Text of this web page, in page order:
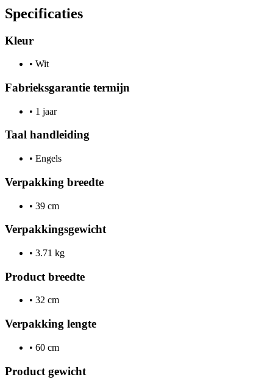
Specificaties
Kleur
• Wit
Fabrieksgarantie termijn
• 1 jaar
Taal handleiding
• Engels
Verpakking breedte
• 39 cm
Verpakkingsgewicht
• 3.71 kg
Product breedte
• 32 cm
Verpakking lengte
• 60 cm
Product gewicht